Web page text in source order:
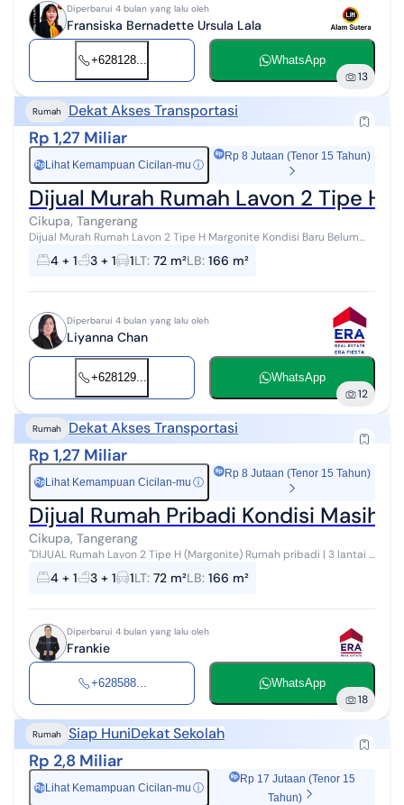
Diperbarui 4 bulan yang lalu oleh
Fransiska Bernadette Ursula Lala
+628128... WhatsApp
13
Rumah Dekat Akses Transportasi
Rp 1,27 Miliar
RpLihat Kemampuan Cicilan-mu ⓘ
Rp 8 Jutaan (Tenor 15 Tahun)
Dijual Murah Rumah Lavon 2 Tipe H
Cikupa, Tangerang
Dijual Murah Rumah Lavon 2 Tipe H Margonite Kondisi Baru Belum
Pernah Dihuni Rumah pribadi 3 lantai Kondisi baru (belum pernah
ditempati) Beli ...
4 + 1 3 + 1 1LT: 72 m²LB: 166 m²
Diperbarui 4 bulan yang lalu oleh
Liyanna Chan
+628129... WhatsApp
12
Rumah Dekat Akses Transportasi
Rp 1,27 Miliar
RpLihat Kemampuan Cicilan-mu ⓘ
Rp 8 Jutaan (Tenor 15 Tahun)
Dijual Rumah Pribadi Kondisi Masih
Cikupa, Tangerang
"DIJUAL Rumah Lavon 2 Tipe H (Margonite) Rumah pribadi | 3 lantai |
kondisi baru (belum pernah ditempati) Beli dari Thn 2018 : 1.629M
Harga Jual ...
4 + 1 3 + 1 1LT: 72 m²LB: 166 m²
Diperbarui 4 bulan yang lalu oleh
Frankie
+628588... WhatsApp
18
Rumah Siap HuniDekat Sekolah
Rp 2,8 Miliar
RpLihat Kemampuan Cicilan-mu ⓘ
Rp 17 Jutaan (Tenor 15
Tahun)